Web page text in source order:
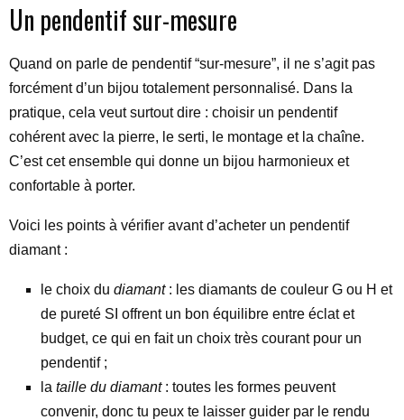
Un pendentif sur-mesure
Quand on parle de pendentif “sur-mesure”, il ne s’agit pas
forcément d’un bijou totalement personnalisé. Dans la
pratique, cela veut surtout dire : choisir un pendentif
cohérent avec la pierre, le serti, le montage et la chaîne.
C’est cet ensemble qui donne un bijou harmonieux et
confortable à porter.
Voici les points à vérifier avant d’acheter un pendentif
diamant :
le choix du diamant: les diamants de couleur G ou H et
de pureté SI offrent un bon équilibre entre éclat et
budget, ce qui en fait un choix très courant pour un
pendentif ;
la taille du diamant: toutes les formes peuvent
convenir, donc tu peux te laisser guider par le rendu